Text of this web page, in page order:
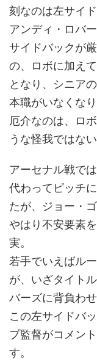
刻なのは左サイ
アンディ・ロバ
サイドバックが
の、ロボに加え
となり、シニア
本職がいなくなり
厄介なのは、ロ
うな怪我ではな
アーセナル戦で
代わってピッチ
たが、ジョー・
やはり不安要素
実。
若手でいえばル
が、いざタイト
バーズに背負わ
この左サイドバ
プ監督がコメン
す。